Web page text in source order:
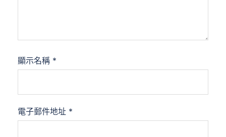
顯示名稱 *
電子郵件地址 *